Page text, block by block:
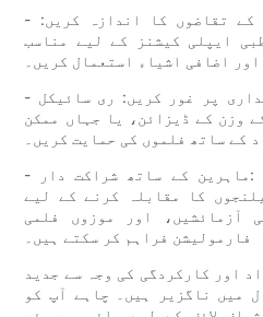
- ریگولیٹری اور فوڈ سیفٹی کے تقاضوں کا اندازہ کریں:
ایپلی کیشنز کے لیے مناسب
اور اضافی اشیاء استعمال کریں۔
- زندگی کے اختتام اور پائیداری پر غور کریں: ری سائیکل
وزن کے ڈیزائن، یا جہاں ممکن
کے ساتھ فلموں کی حمایت کریں۔
- ماہرین کے ساتھ شراکت دار: HARDVOGUE (Haimu) جیسے
کا مقابلہ کرنے کے لیے
آزمائشیں، اور موزوں فلمی
فارمولیشن فراہم کر سکتے ہیں۔
اور کارکردگی کی وجہ سے جدید
میں ناگزیر ہیں۔ چاہے آپ کو